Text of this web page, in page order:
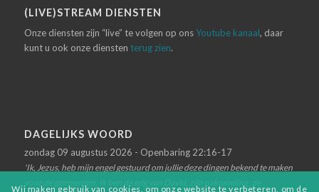
(LIVE)STREAM DIENSTEN
Onze diensten zijn “live” te volgen op onsYoutube kanaal, daar
kunt u ook onze diensten terug zien.
DAGELIJKS WOORD
zondag 09 augustus 2026 - Openbaring 22:16-17
'Ik, Jezus, heb mijn engel gestuurd om jullie deze dingen bekend te maken
Wij maken gebruik van cookies, om onze website te verbeteren, om de